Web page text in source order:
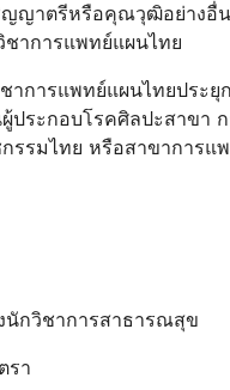
ญาตรีหรือคุณวุฒิอย่างอื่น
ชาการแพทย์แผนไทย
าการแพทย์แผนไทยประยุ
ประกอบโรคศิลปะสาขา
กรรมไทย หรือสาขาการแ
นักวิชาการสาธารณสุข
รา